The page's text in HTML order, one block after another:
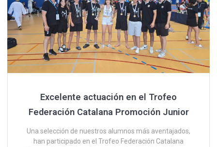
Excelente actuación en el Trofeo
Federación Catalana Promoción Junior
Una selección de nuestros alumnos más aventajados,
han participado en el Trofeo Federación Catalana